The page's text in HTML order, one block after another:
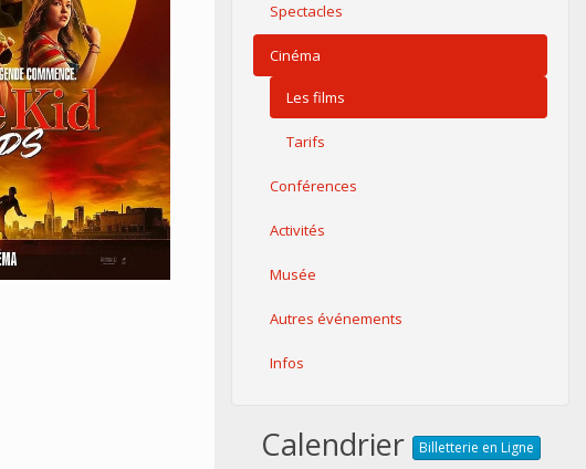
Spectacles
Cinéma
Les films
Tarifs
Conférences
Activités
Musée
Autres événements
Infos
Calendrier Billetterie en Ligne